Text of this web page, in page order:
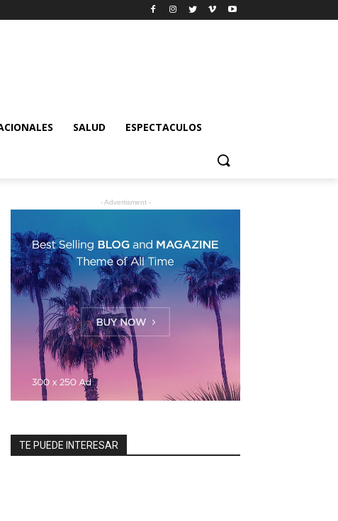
SALUD ESPECTACULOS
- Advertisment -
TE PUEDE INTERESAR